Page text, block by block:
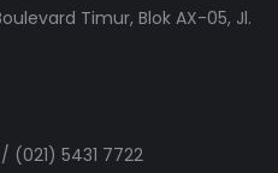
Timur, Blok AX-05, Jl.
(021) 5431 7722